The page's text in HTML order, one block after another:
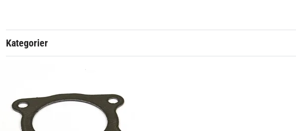
Kategorier